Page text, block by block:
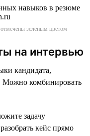
зелёным цветом
на интервью
кандидата,
Можно комбинировать
задачу
кейс прямо